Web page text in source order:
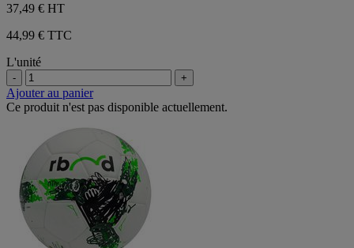
37,49 € HT
44,99 € TTC
L'unité
- +
Ajouter au panier
Ce produit n'est pas disponible actuellement.